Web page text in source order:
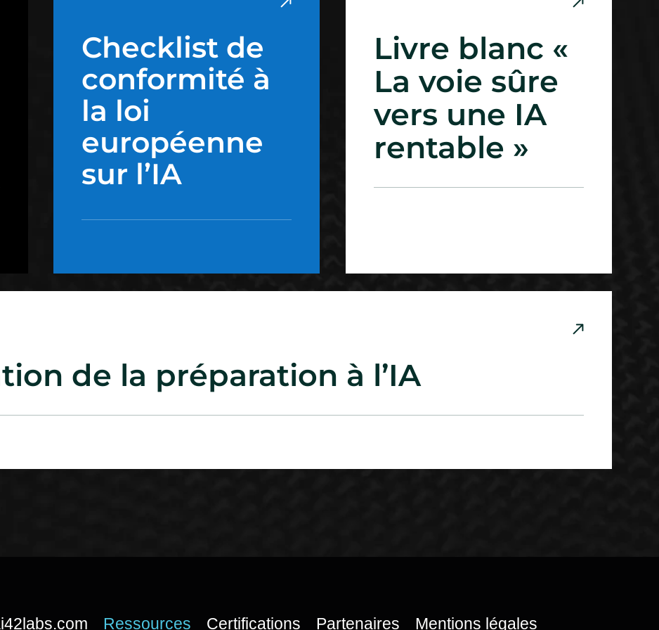
Checklist de
conformité à
la loi
européenne
sur l’IA
Livre blanc «
La voie sûre
vers une IA
rentable »
de la préparation à l’IA
Ressources Certifications Partenaires Mentions légales